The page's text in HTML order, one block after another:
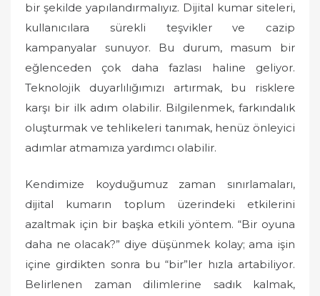
bir şekilde yapılandırmalıyız. Dijital kumar siteleri,
kullanıcılara sürekli teşvikler ve cazip
kampanyalar sunuyor. Bu durum, masum bir
eğlenceden çok daha fazlası haline geliyor.
Teknolojik duyarlılığımızı artırmak, bu risklere
karşı bir ilk adım olabilir. Bilgilenmek, farkındalık
oluşturmak ve tehlikeleri tanımak, henüz önleyici
adımlar atmamıza yardımcı olabilir.
Kendimize koyduğumuz zaman sınırlamaları,
dijital kumarın toplum üzerindeki etkilerini
azaltmak için bir başka etkili yöntem. “Bir oyuna
daha ne olacak?” diye düşünmek kolay; ama işin
içine girdikten sonra bu “bir”ler hızla artabiliyor.
Belirlenen zaman dilimlerine sadık kalmak,